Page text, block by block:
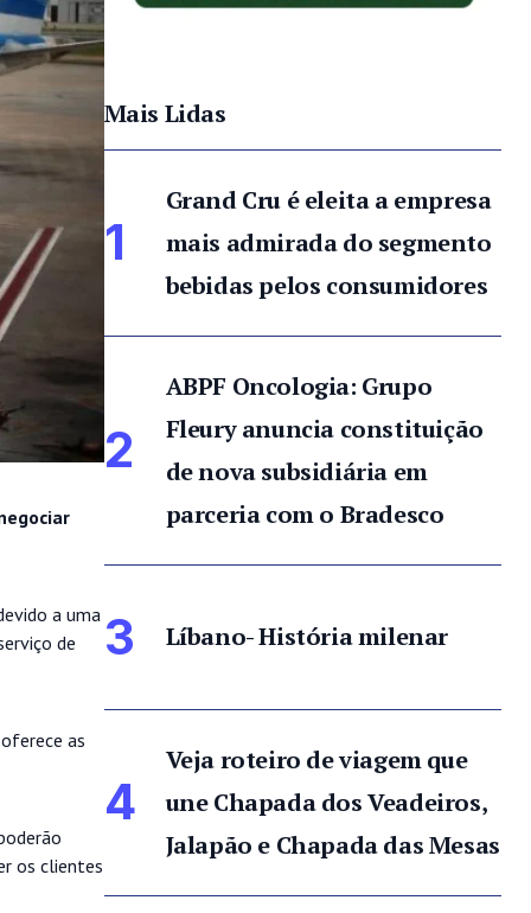
a uma
de
as
os clientes
Mais Lidas
1
Grand Cru é eleita a empresa
mais admirada do segmento
bebidas pelos consumidores
2
ABPF Oncologia: Grupo
Fleury anuncia constituição
de nova subsidiária em
parceria com o Bradesco
3 Líbano- História milenar
4
Veja roteiro de viagem que
une Chapada dos Veadeiros,
Jalapão e Chapada das Mesas